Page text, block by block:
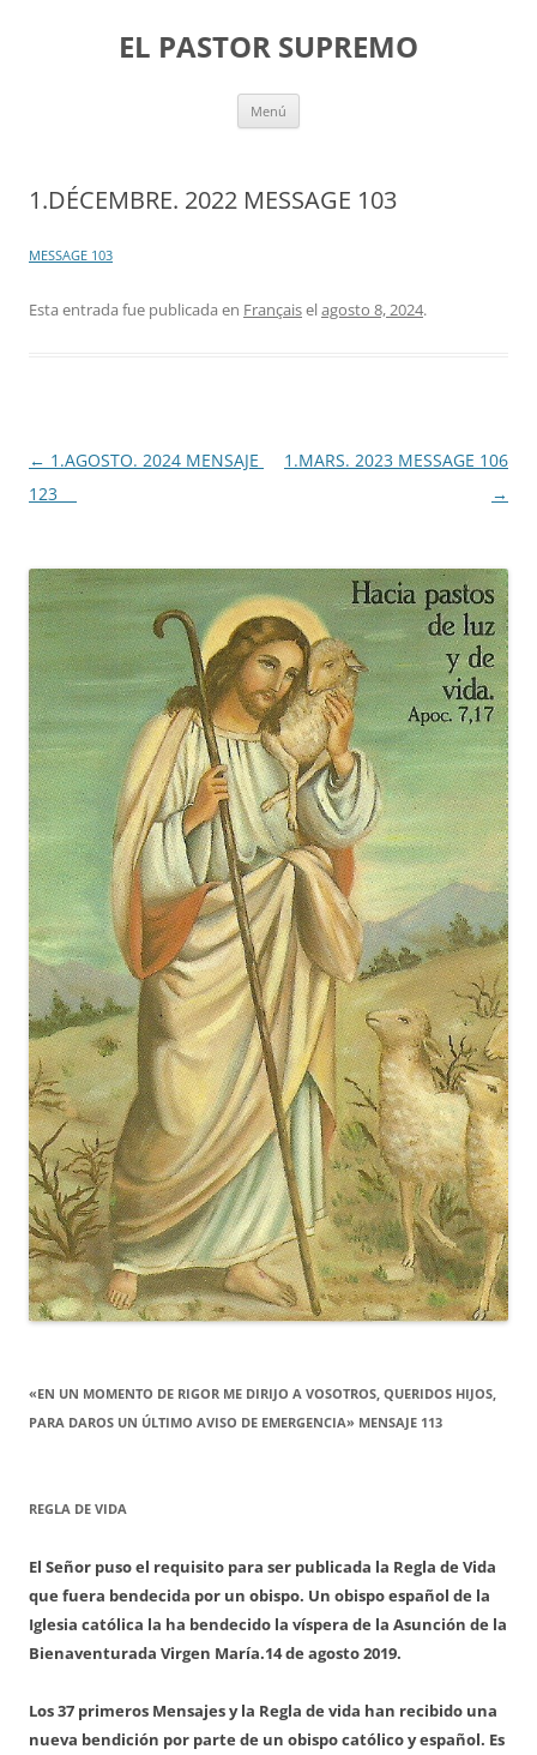
EL PASTOR SUPREMO
Menú
1.DÉCEMBRE. 2022 MESSAGE 103
MESSAGE 103
Esta entrada fue publicada en Françaiselagosto 8, 2024.
Navegación
de
← 1.AGOSTO. 2024 MENSAJE
123
1.MARS. 2023 MESSAGE 106
→
«EN UN MOMENTO DE RIGOR ME DIRIJO A VOSOTROS, QUERIDOS HIJOS,
PARA DAROS UN ÚLTIMO AVISO DE EMERGENCIA» MENSAJE 113
REGLA DE VIDA
El Señor puso el requisito para ser publicada la Regla de Vida
que fuera bendecida por un obispo. Un obispo español de la
Iglesia católica la ha bendecido la víspera de la Asunción de la
Bienaventurada Virgen María.14 de agosto 2019.
Los 37 primeros Mensajes y la Regla de vida han recibido una
nueva bendición por parte de un obispo católico y español. Es